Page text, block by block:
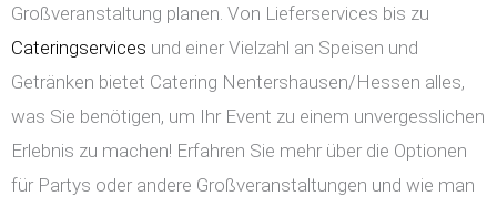
Großveranstaltung planen. Von Lieferservices bis zu
Cateringservices und einer Vielzahl an Speisen und
Getränken bietet Catering Nentershausen/Hessen alles,
was Sie benötigen, um Ihr Event zu einem unvergesslichen
Erlebnis zu machen! Erfahren Sie mehr über die Optionen
für Partys oder andere Großveranstaltungen und wie man